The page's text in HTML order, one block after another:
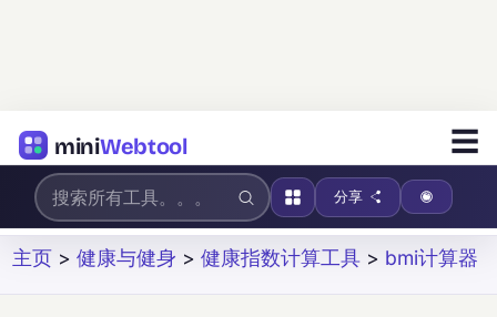
miniWebtool ☰
分享
主页 >健康与健身 >健康指数计算工具 > bmi计算器